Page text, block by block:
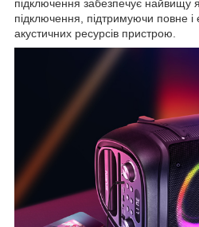
підключення забезпечує найвищу
підключення, підтримуючи повне
акустичних ресурсів пристрою.